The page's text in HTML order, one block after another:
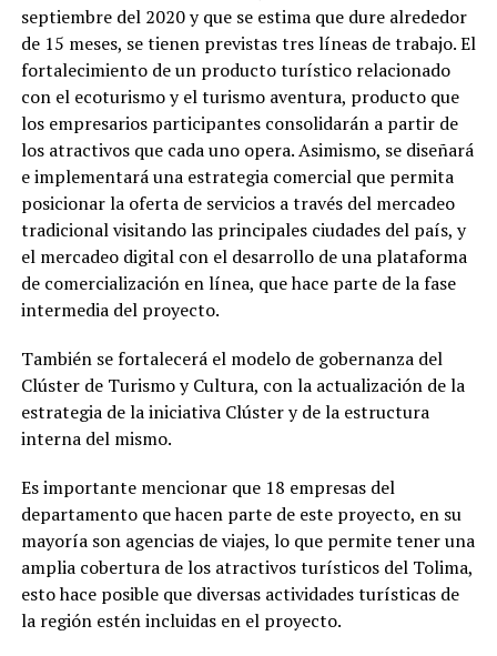
septiembre del 2020 y que se estima que dure alrededor
de 15 meses, se tienen previstas tres líneas de trabajo. El
fortalecimiento de un producto turístico relacionado
con el ecoturismo y el turismo aventura, producto que
los empresarios participantes consolidarán a partir de
los atractivos que cada uno opera. Asimismo, se diseñará
e implementará una estrategia comercial que permita
posicionar la oferta de servicios a través del mercadeo
tradicional visitando las principales ciudades del país, y
el mercadeo digital con el desarrollo de una plataforma
de comercialización en línea, que hace parte de la fase
intermedia del proyecto.
También se fortalecerá el modelo de gobernanza del
Clúster de Turismo y Cultura, con la actualización de la
estrategia de la iniciativa Clúster y de la estructura
interna del mismo.
Es importante mencionar que 18 empresas del
departamento que hacen parte de este proyecto, en su
mayoría son agencias de viajes, lo que permite tener una
amplia cobertura de los atractivos turísticos del Tolima,
esto hace posible que diversas actividades turísticas de
la región estén incluidas en el proyecto.